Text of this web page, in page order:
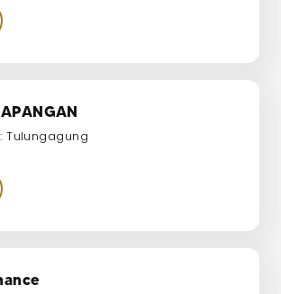
Tulungagung